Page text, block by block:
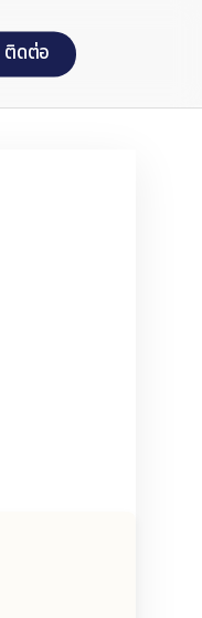
ตดตอ